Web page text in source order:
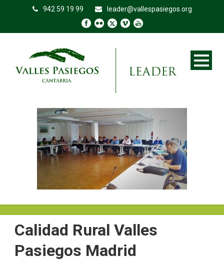
942 59 19 99 leader@vallespasiegos.org
Calidad Rural Valles
Pasiegos Madrid